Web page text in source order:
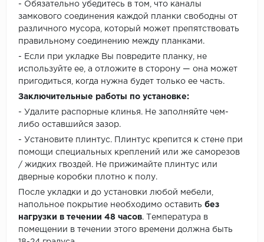
- Обязательно убедитесь в том, что каналы
замкового соединения каждой планки свободны от
различного мусора, который может препятствовать
правильному соединению между планками.
- Если при укладке Вы повредите планку, не
используйте ее, а отложите в сторону — она может
пригодиться, когда нужна будет только ее часть.
Заключительные работы по установке:
- Удалите распорные клинья. Не заполняйте чем-
либо оставшийся зазор.
- Установите плинтус. Плинтус крепится к стене при
помощи специальных креплений или же саморезов
/ жидких гвоздей. Не прижимайте плинтус или
дверные коробки плотно к полу.
После укладки и до установки любой мебели,
напольное покрытие необходимо оставить без
нагрузки в течении 48 часов. Температура в
помещении в течении этого времени должна быть